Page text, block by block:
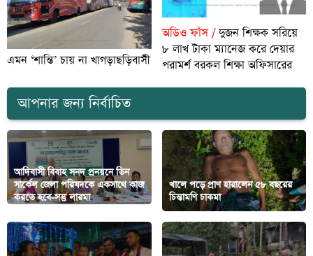
এমন ‘শান্তি’ চায় না খাগড়াছড়িবাসী
অডিও ফাঁস /দুজন শিক্ষক সরিয়ে
৮ লাখ টাকা ম্যানেজ করে দেয়ার
পরামর্শ বরকল শিক্ষা অফিসারের
আপনার জন্য নির্বাচিত
আদিবাসী বিবাহ সনদ প্রনয়নে তিন
সার্কেল জেলা পরিষদকে একসাথে কাজ
করতে হবে-সন্তু লারমা
খালে পড়ে প্রাণ হারালেন ৫৮ বছরের
চিন্তামণি চাকমা